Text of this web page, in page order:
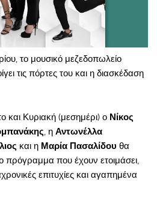
το μουσικό μεζεδοπωλείο
τις πόρτες του και η διασκέδαση
Κυριακή (μεσημέρι) ο Νίκος
, η Αντωνέλλα
και η Μαρία Πασαλίδου θα
πρόγραμμα που έχουν ετοιμάσει,
επιτυχίες και αγαπημένα